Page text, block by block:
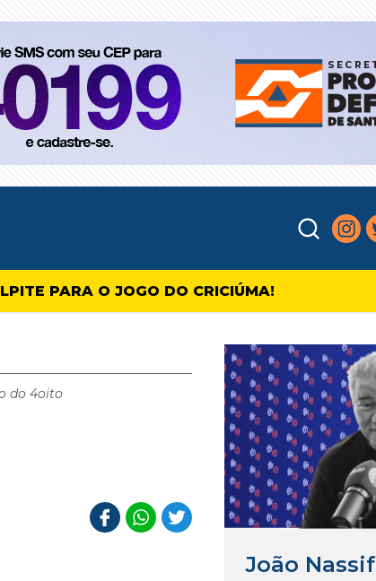
PARA O JOGO DO CRICIÚMA!
do 4oito
João Nassif